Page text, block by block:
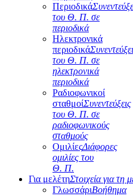
Περιοδικά
του Θ. Π. σε
περιοδικά
Ηλεκτρονικά
περιοδικά
του Θ. Π. σε
ηλεκτρονικά
περιοδικά
Ραδιοφωνικοί
σταθμοίΣυνεντεύξεις
του Θ. Π. σε
ραδιοφωνικούς
σταθμούς
ΟμιλίεςΔιάφορες
ομιλίες του
Θ. Π.
Για μελέτηΣτοιχεία για τη
ΓλωσσάριΒοήθημα